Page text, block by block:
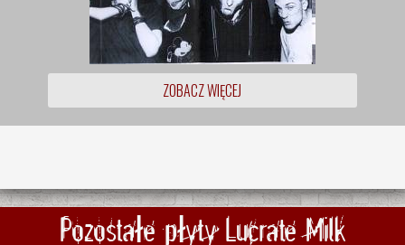
ZOBACZ WIĘCEJ
Pozostałe płyty Lucrate Milk